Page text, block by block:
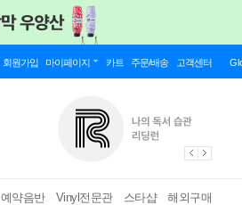
회원가입 마이페이지 카트 주문/배송 고객센터
예약음반 Vinyl전문관 스타샵 해외구매